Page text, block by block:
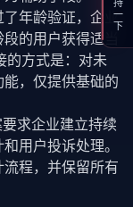
年龄验证，企业
的用户获得适当
的方式是：对未
，仅提供基础的
求企业建立持续
用户投诉处理。
程，并保留所有